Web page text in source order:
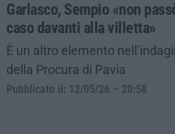
Garlasco, Sempio «non
caso davanti alla villetta»
È un altro elemento
della Procura di Pavia
Pubblicato il: 12/05/26 – 20:58